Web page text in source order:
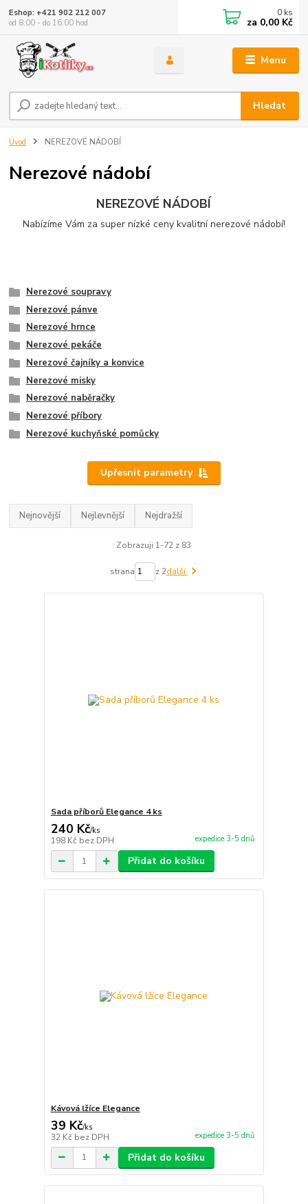
Menu
Hledat
Eshop: +421 902 212 007
od 8:00 - do 16:00 hod
0 ks
za 0,00 Kč
Úvod NEREZOVÉ NÁDOBÍ
Nerezové nádobí
NEREZOVÉ NÁDOBÍ
Nabízíme Vám za super nízké ceny kvalitní nerezové nádobí!
Nerezové soupravy
Nerezové pánve
Nerezové hrnce
Nerezové pekáče
Nerezové čajníky a konvice
Nerezové misky
Nerezové naběračky
Nerezové příbory
Nerezové kuchyňské pomůcky
Upřesnit parametry
Nejnovější Nejlevnější Nejdražší
Zobrazuji 1-72 z 83
strana z 2další
Sada příborů Elegance 4 ks
240 Kč/ks
198 Kč bez DPH expedice 3-5 dnů
Přidat do košíku
Kávová lžíce Elegance
39 Kč/ks
32 Kč bez DPH expedice 3-5 dnů
Přidat do košíku